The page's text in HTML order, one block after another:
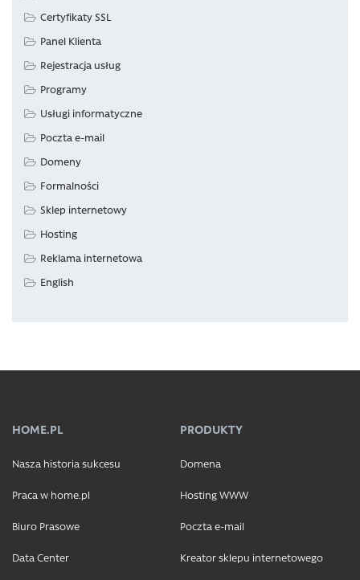
Certyfikaty SSL
Panel Klienta
Rejestracja usług
Programy
Usługi informatyczne
Poczta e-mail
Domeny
Formalności
Sklep internetowy
Hosting
Reklama internetowa
English
HOME.PL
Nasza historia sukcesu
Praca w home.pl
Biuro Prasowe
Data Center
PRODUKTY
Domena
Hosting WWW
Poczta e-mail
Kreator sklepu internetowego